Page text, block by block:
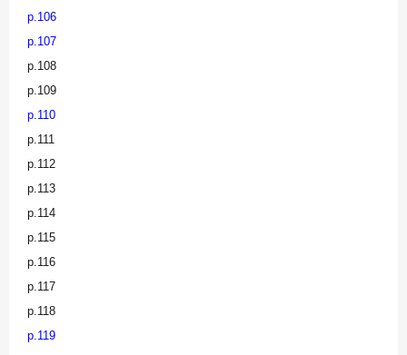
p.106
p.107
p.108
p.109
p.110
p.111
p.112
p.113
p.114
p.115
p.116
p.117
p.118
p.119